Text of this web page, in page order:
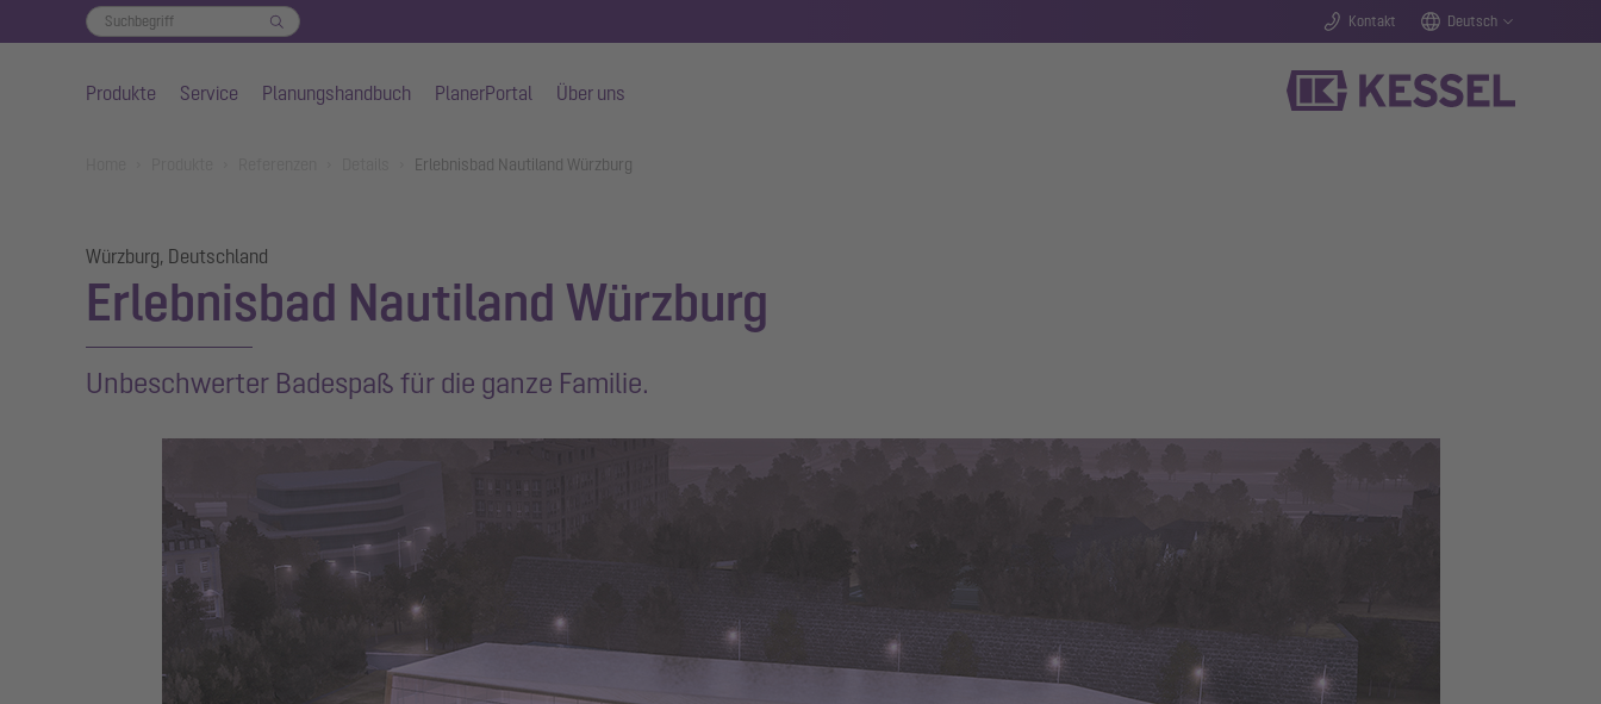
Kontakt Deutsch
Produkte Service Planungshandbuch PlanerPortal Über uns
Erlebnisbad Nautiland Würzburg
Würzburg, Deutschland
Erlebnisbad Nautiland Würzburg
Unbeschwerter Badespaß für die ganze Familie.